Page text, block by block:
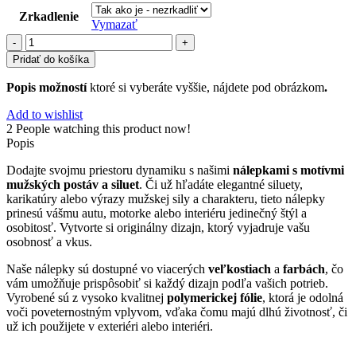
Zrkadlenie
Vymazať
množstvo
muži
(92)
Pridať do košíka
Popis možnostíktoré si vyberáte vyššie, nájdete pod obrázkom.
Add to wishlist
2 People watching this product now!
Popis
Dodajte svojmu priestoru dynamiku s našimi nálepkami s motívmi
mužských postáv a siluet. Či už hľadáte elegantné siluety,
karikatúry alebo výrazy mužskej sily a charakteru, tieto nálepky
prinesú vášmu autu, motorke alebo interiéru jedinečný štýl a
osobitosť. Vytvorte si originálny dizajn, ktorý vyjadruje vašu
osobnosť a vkus.
Naše nálepky sú dostupné vo viacerých veľkostiach a farbách, čo
vám umožňuje prispôsobiť si každý dizajn podľa vašich potrieb.
Vyrobené sú z vysoko kvalitnej polymerickej fólie, ktorá je odolná
voči poveternostným vplyvom, vďaka čomu majú dlhú životnosť, či
už ich použijete v exteriéri alebo interiéri.